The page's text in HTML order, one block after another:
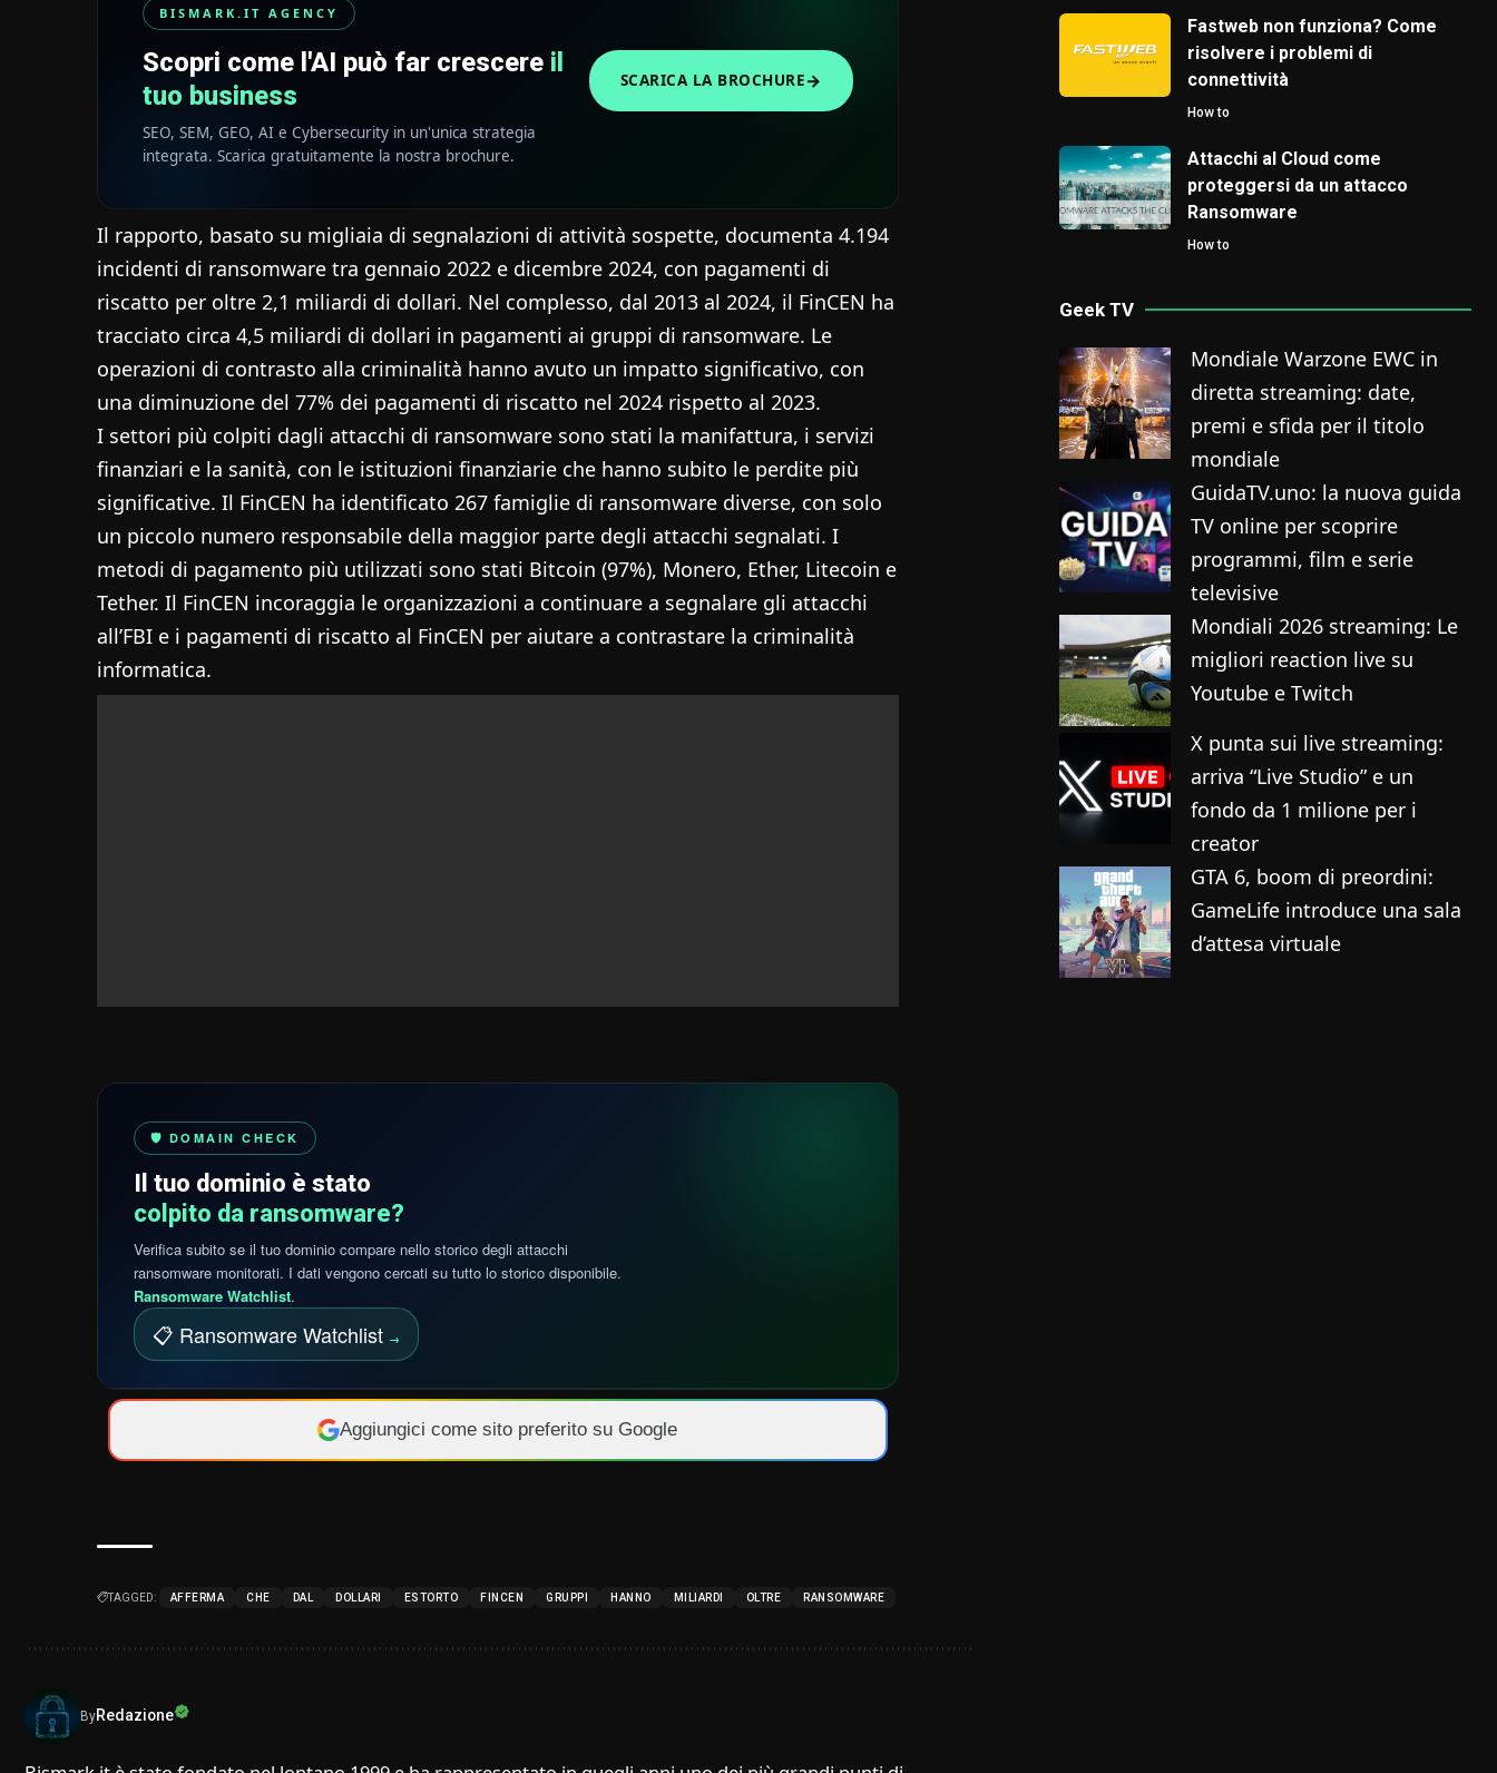
BISMARK.IT AGENCY
Scopri come l'AI può far crescere il
tuo business
SEO, SEM, GEO, AI e Cybersecurity in un'unica strategia
integrata. Scarica gratuitamente la nostra brochure.
SCARICA LA BROCHURE→
Il rapporto, basato su migliaia di segnalazioni di attività sospette, documenta 4.194
incidenti di ransomware tra gennaio 2022 e dicembre 2024, con pagamenti di
riscatto per oltre 2,1 miliardi di dollari. Nel complesso, dal 2013 al 2024, il FinCEN ha
tracciato circa 4,5 miliardi di dollari in pagamenti ai gruppi di ransomware. Le
operazioni di contrasto alla criminalità hanno avuto un impatto significativo, con
una diminuzione del 77% dei pagamenti di riscatto nel 2024 rispetto al 2023.
I settori più colpiti dagli attacchi di ransomware sono stati la manifattura, i servizi
finanziari e la sanità, con le istituzioni finanziarie che hanno subito le perdite più
significative. Il FinCEN ha identificato 267 famiglie di ransomware diverse, con solo
un piccolo numero responsabile della maggior parte degli attacchi segnalati. I
metodi di pagamento più utilizzati sono stati Bitcoin (97%), Monero, Ether, Litecoin e
Tether. Il FinCEN incoraggia le organizzazioni a continuare a segnalare gli attacchi
all’FBI e i pagamenti di riscatto al FinCEN per aiutare a contrastare la criminalità
informatica.
🛡️ DOMAIN CHECK
Il tuo dominio è stato
colpito da ransomware?
Verifica subito se il tuo dominio compare nello storico degli attacchi
ransomware monitorati. I dati vengono cercati su tutto lo storico disponibile.
Ransomware Watchlist.
📋 Ransomware Watchlist →
Aggiungici come sito preferito su Google
TAGGED: AFFERMA CHE DAL DOLLARI ESTORTO FINCEN GRUPPI HANNO MILIARDI OLTRE RANSOMWARE
ByRedazione
Fastweb non funziona? Come
risolvere i problemi di
connettività
How to
Attacchi al Cloud come
proteggersi da un attacco
Ransomware
How to
Geek TV
Mondiale Warzone EWC in
diretta streaming: date,
premi e sfida per il titolo
mondiale
GuidaTV.uno: la nuova guida
TV online per scoprire
programmi, film e serie
televisive
Mondiali 2026 streaming: Le
migliori reaction live su
Youtube e Twitch
X punta sui live streaming:
arriva “Live Studio” e un
fondo da 1 milione per i
creator
GTA 6, boom di preordini:
GameLife introduce una sala
d’attesa virtuale